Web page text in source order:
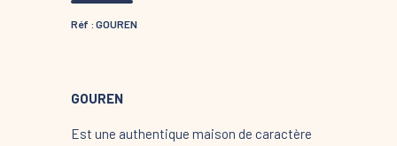
Réf : GOUREN
GOUREN
Est une authentique maison de caractère